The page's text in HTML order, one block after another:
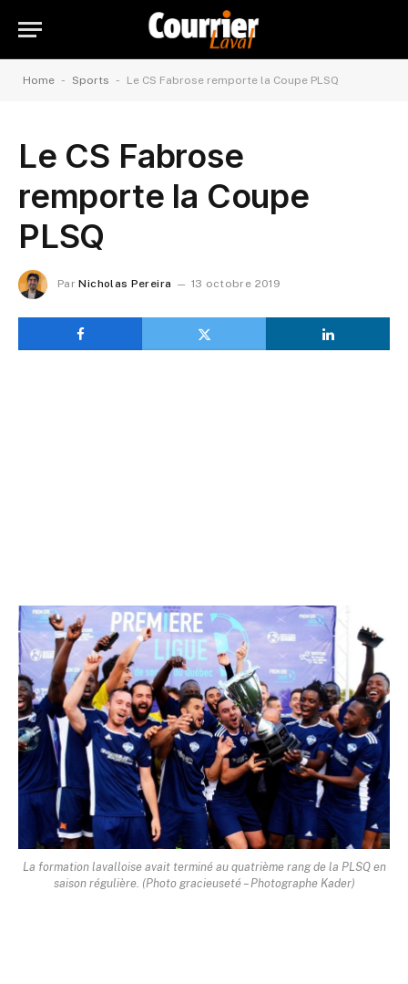
Home - Sports - Le CS Fabrose remporte la Coupe PLSQ
Le CS Fabrose
remporte la Coupe
PLSQ
Par Nicholas Pereira 13 octobre 2019
La formation lavalloise avait terminé au quatrième rang de la PLSQ en
saison régulière. (Photo gracieuseté – Photographe Kader)